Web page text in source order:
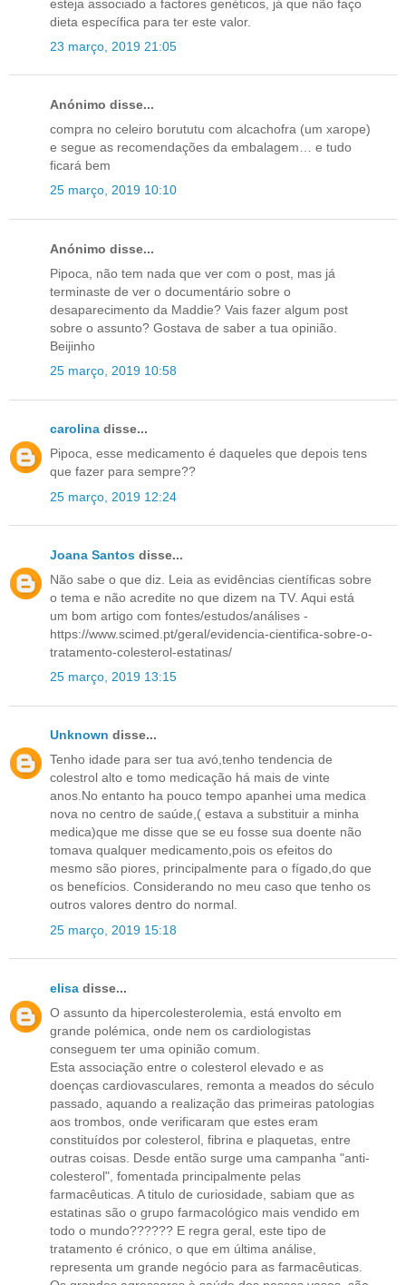
esteja associado a factores genéticos, já que não faço
dieta específica para ter este valor.
23 março, 2019 21:05
Anónimo disse...
compra no celeiro borututu com alcachofra (um xarope)
e segue as recomendações da embalagem… e tudo
ficará bem
25 março, 2019 10:10
Anónimo disse...
Pipoca, não tem nada que ver com o post, mas já
terminaste de ver o documentário sobre o
desaparecimento da Maddie? Vais fazer algum post
sobre o assunto? Gostava de saber a tua opinião.
Beijinho
25 março, 2019 10:58
carolina disse...
Pipoca, esse medicamento é daqueles que depois tens
que fazer para sempre??
25 março, 2019 12:24
Joana Santos disse...
Não sabe o que diz. Leia as evidências científicas sobre
o tema e não acredite no que dizem na TV. Aqui está
um bom artigo com fontes/estudos/análises -
https://www.scimed.pt/geral/evidencia-cientifica-sobre-o-
tratamento-colesterol-estatinas/
25 março, 2019 13:15
Unknown disse...
Tenho idade para ser tua avó,tenho tendencia de
colestrol alto e tomo medicação há mais de vinte
anos.No entanto ha pouco tempo apanhei uma medica
nova no centro de saúde,( estava a substituir a minha
medica)que me disse que se eu fosse sua doente não
tomava qualquer medicamento,pois os efeitos do
mesmo são piores, principalmente para o fígado,do que
os benefícios. Considerando no meu caso que tenho os
outros valores dentro do normal.
25 março, 2019 15:18
elisa disse...
O assunto da hipercolesterolemia, está envolto em
grande polémica, onde nem os cardiologistas
conseguem ter uma opinião comum.
Esta associação entre o colesterol elevado e as
doenças cardiovasculares, remonta a meados do século
passado, aquando a realização das primeiras patologias
aos trombos, onde verificaram que estes eram
constituídos por colesterol, fibrina e plaquetas, entre
outras coisas. Desde então surge uma campanha "anti-
colesterol", fomentada principalmente pelas
farmacêuticas. A titulo de curiosidade, sabiam que as
estatinas são o grupo farmacológico mais vendido em
todo o mundo?????? E regra geral, este tipo de
tratamento é crónico, o que em última análise,
representa um grande negócio para as farmacêuticas.